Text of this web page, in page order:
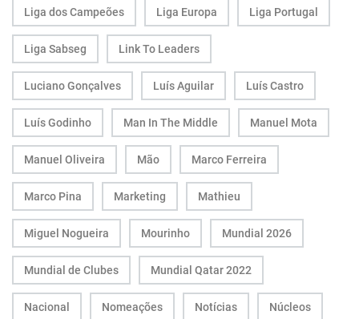
Liga dos Campeões Liga Europa Liga Portugal
Liga Sabseg Link To Leaders
Luciano Gonçalves Luís Aguilar Luís Castro
Luís Godinho Man In The Middle Manuel Mota
Manuel Oliveira Mão Marco Ferreira
Marco Pina Marketing Mathieu
Miguel Nogueira Mourinho Mundial 2026
Mundial de Clubes Mundial Qatar 2022
Nacional Nomeações Notícias Núcleos